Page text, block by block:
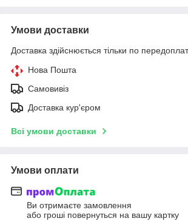
Умови доставки
Доставка здійснюється тільки по
Нова Пошта
Самовивіз
Доставка кур'єром
Всі умови доставки
Умови оплати
Ви отримаєте замовлення
або гроші повернуться на вашу картку